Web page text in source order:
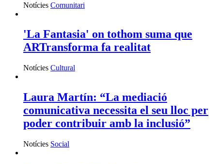
Notícies Comunitari
'La Fantasia' on tothom suma que
ARTransforma fa realitat
Notícies Cultural
Laura Martín: “La mediació
comunicativa necessita el seu lloc per
poder contribuir amb la inclusió”
Notícies Social